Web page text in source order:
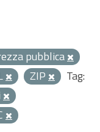
pubblica
ZIP
Tag: